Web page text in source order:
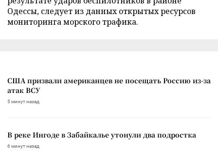
Одессы, следует из данных открытых ресурсов
мониторинга морского трафика.
США призвали американцев не посещать Россию из-за
атак ВСУ
5 минут назад
В реке Ингоде в Забайкалье утонули два подростка
6 минут назад